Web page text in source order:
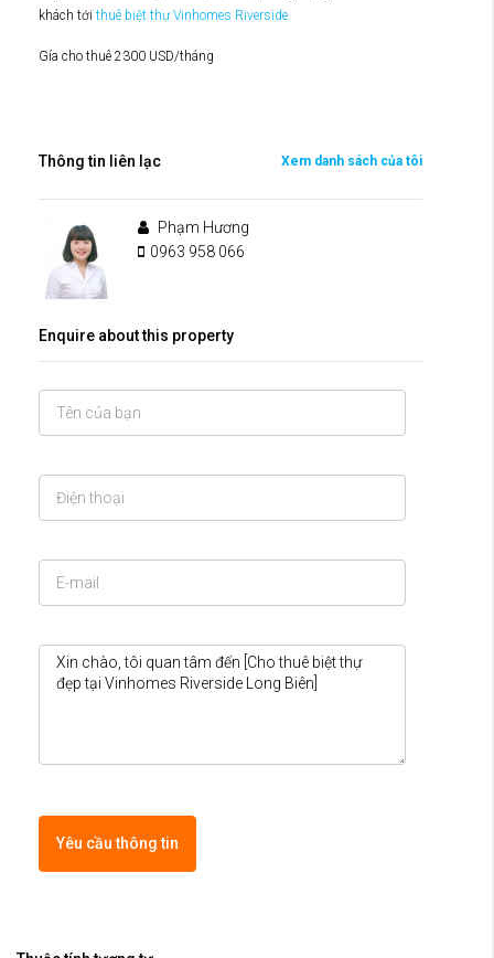
khách tới thuê biệt thự Vinhomes Riverside.
Gía cho thuê 2300 USD/tháng
Thông tin liên lạc Xem danh sách của tôi
Phạm Hương
0963 958 066
Enquire about this property
Yêu cầu thông tin